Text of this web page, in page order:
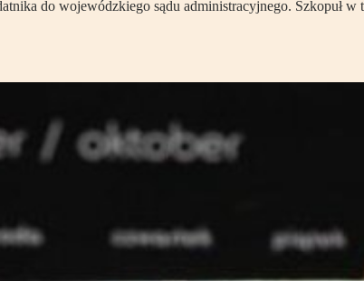
do wojewódzkiego sądu administracyjnego. Szkopuł